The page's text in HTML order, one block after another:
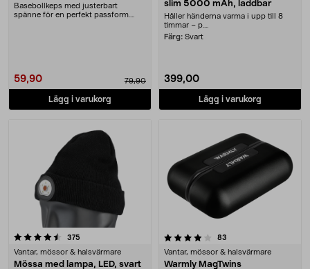
Basebollkeps med justerbart
spänne för en perfekt passform.
59,90 79,90
Lägg i varukorg
slim 5000 mAh, laddbar
Håller händerna varma i upp till 8
timmar – p....
Färg: Svart
399,00
Lägg i varukorg
375
Vantar, mössor & halsvärmare
Mössa med lampa, LED, svart
4.0 av 5 stjärnor 83
Vantar, mössor & halsvärmare
Warmly MagTwins